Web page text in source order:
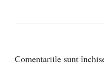
Comentariile sunt